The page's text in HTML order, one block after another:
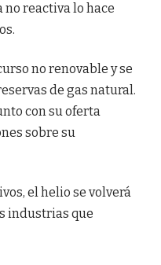
reactiva lo hace
no renovable y se
de gas natural.
con su oferta
sobre su
el helio se volverá
industrias que